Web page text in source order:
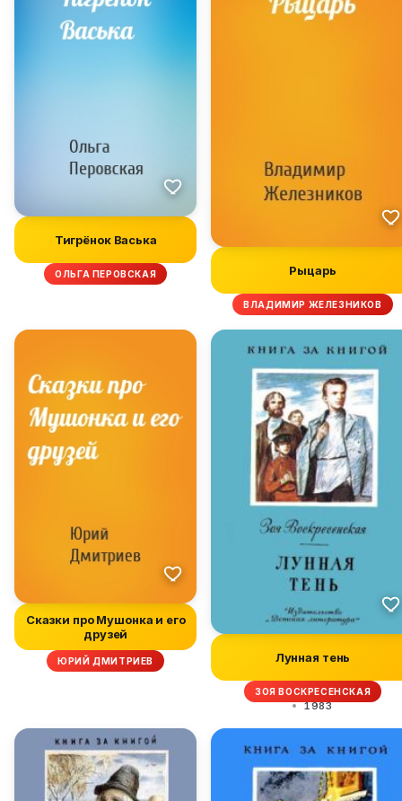
Тигрёнок Васька
ОЛЬГА ПЕРОВСКАЯ Рыцарь
ВЛАДИМИР ЖЕЛЕЗНИКОВ
Сказки про Мушонка и его
друзей
ЮРИЙ ДМИТРИЕВ Лунная тень
ЗОЯ ВОСКРЕСЕНСКАЯ
1983